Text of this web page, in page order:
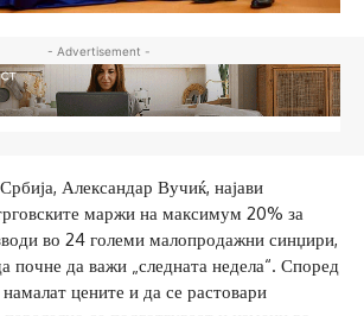
- Advertisement -
Александар Вучиќ, најави
маржи на максимум 20% за
во 24 големи малопродажни синџири,
почне да важи „следната недела“. Според
цените и да се растовари